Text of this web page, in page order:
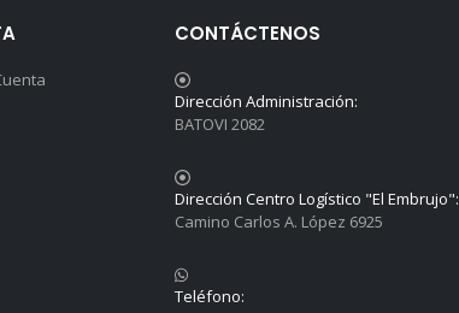
CONTÁCTENOS
Dirección Administración:
BATOVI 2082
Dirección Centro Logístico "El Embrujo":
Camino Carlos A. López 6925
Teléfono: